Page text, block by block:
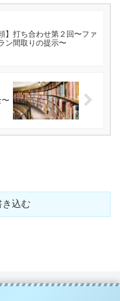
】打ち合わせ第２回〜ファ
ン間取りの提示〜
き込む